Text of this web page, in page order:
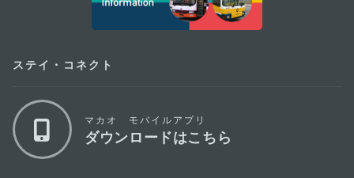
ステイ・コネクト
マカオ モバイルアプリ
ダウンロードはこちら